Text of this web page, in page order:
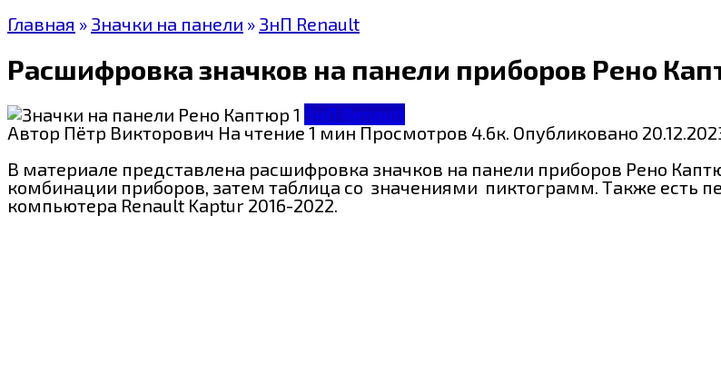
Главная » Значки на панели » ЗнП Renault
Расшифровка значков на панели приборов Рено
ЗнП Renault
Автор Пётр Викторович На чтение1 минПросмотров 4.6к. Опубликовано
В материале представлена расшифровка значков на панели приборов Рено
комбинации приборов, затем таблица со значениями пиктограмм. Также есть
компьютера Renault Kaptur 2016-2022.